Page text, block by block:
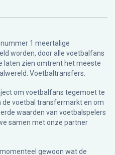
nummer 1 meertalige
worden, door alle voetbalfans
laten zien omtrent het meeste
Voetbaltransfers.
om voetbalfans tegemoet te
de voetbal transfermarkt en om
waarden van voetbalspelers
samen met onze partner
gewoon wat de